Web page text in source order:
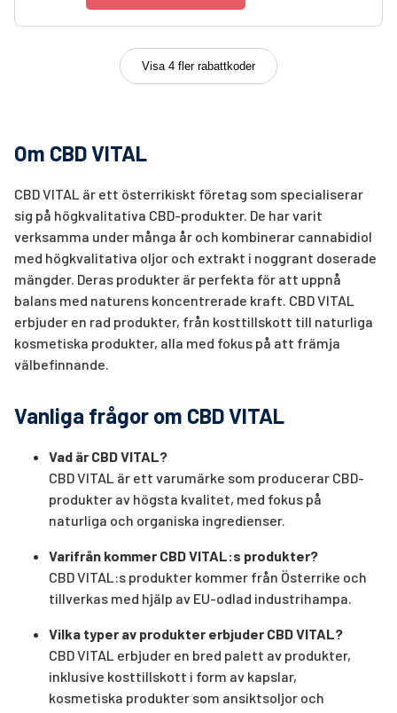
Visa 4 fler rabattkoder
Om CBD VITAL
CBD VITAL är ett österrikiskt företag som specialiserar
sig på högkvalitativa CBD-produkter. De har varit
verksamma under många år och kombinerar cannabidiol
med högkvalitativa oljor och extrakt i noggrant doserade
mängder. Deras produkter är perfekta för att uppnå
balans med naturens koncentrerade kraft. CBD VITAL
erbjuder en rad produkter, från kosttillskott till naturliga
kosmetiska produkter, alla med fokus på att främja
välbefinnande.
Vanliga frågor om CBD VITAL
Vad är CBD VITAL?
CBD VITAL är ett varumärke som producerar CBD-
produkter av högsta kvalitet, med fokus på
naturliga och organiska ingredienser.
Varifrån kommer CBD VITAL:s produkter?
CBD VITAL:s produkter kommer från Österrike och
tillverkas med hjälp av EU-odlad industrihampa.
Vilka typer av produkter erbjuder CBD VITAL?
CBD VITAL erbjuder en bred palett av produkter,
inklusive kosttillskott i form av kapslar,
kosmetiska produkter som ansiktsoljor och